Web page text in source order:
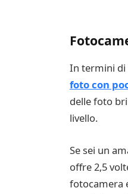
In termini di
foto con
delle foto
livello.
Se sei un
offre 2,5
fotocamera